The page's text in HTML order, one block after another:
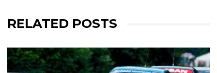
RELATED POSTS